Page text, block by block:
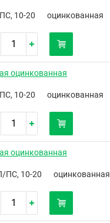
10-20 оцинкованная
оцинкованная
10-20 оцинкованная
оцинкованная
ПС, 10-20 оцинкованная